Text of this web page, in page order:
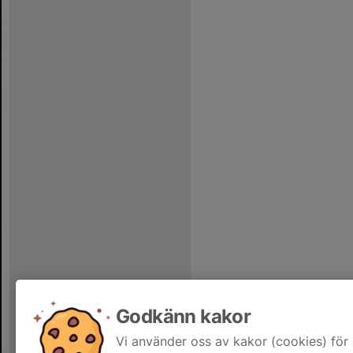
Godkänn kakor
Vi använder oss av kakor (cookies)